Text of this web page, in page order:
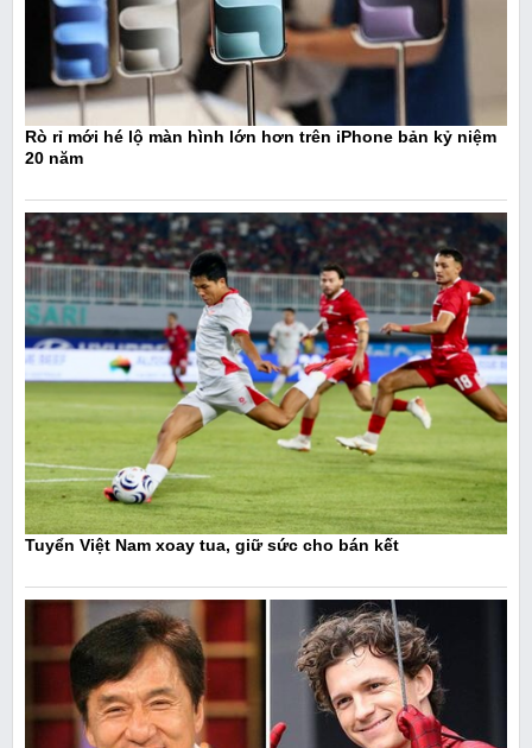
Rò rỉ mới hé lộ màn hình lớn hơn trên iPhone bản kỷ niệm
20 năm
Tuyển Việt Nam xoay tua, giữ sức cho bán kết